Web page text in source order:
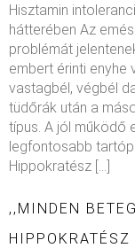
Hisztamin
hátterében Az
problémát
embert érinti
vastagbél, végbél
tüdőrák után a
típus. A jól működő
legfontosabb
Hippokratész […]
,,MINDEN
HIPPOKRATÉSZ